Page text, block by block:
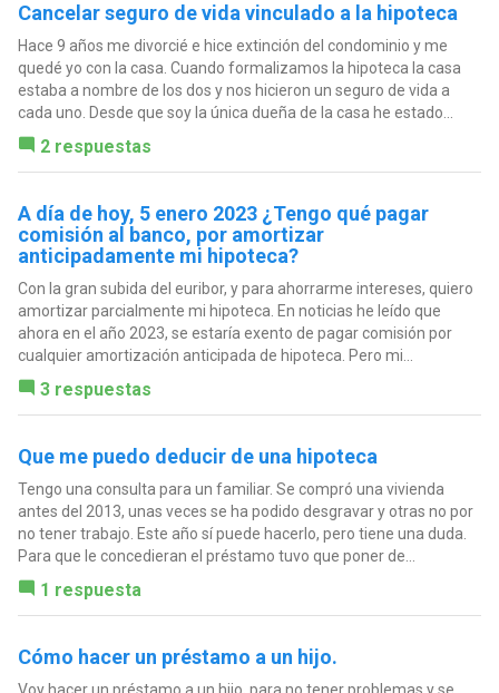
Cancelar seguro de vida vinculado a la hipoteca
Hace 9 años me divorcié e hice extinción del condominio y me
quedé yo con la casa. Cuando formalizamos la hipoteca la casa
estaba a nombre de los dos y nos hicieron un seguro de vida a
cada uno. Desde que soy la única dueña de la casa he estado...
2 respuestas
A día de hoy, 5 enero 2023 ¿Tengo qué pagar
comisión al banco, por amortizar
anticipadamente mi hipoteca?
Con la gran subida del euribor, y para ahorrarme intereses, quiero
amortizar parcialmente mi hipoteca. En noticias he leído que
ahora en el año 2023, se estaría exento de pagar comisión por
cualquier amortización anticipada de hipoteca. Pero mi...
3 respuestas
Que me puedo deducir de una hipoteca
Tengo una consulta para un familiar. Se compró una vivienda
antes del 2013, unas veces se ha podido desgravar y otras no por
no tener trabajo. Este año sí puede hacerlo, pero tiene una duda.
Para que le concedieran el préstamo tuvo que poner de...
1 respuesta
Cómo hacer un préstamo a un hijo.